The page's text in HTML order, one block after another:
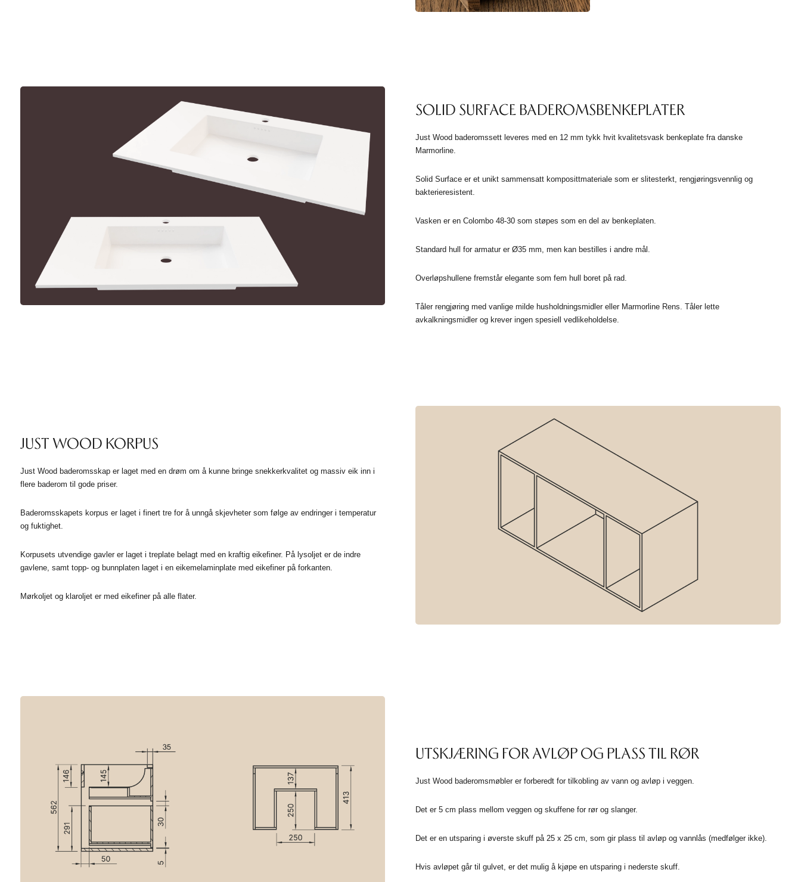
SOLID SURFACE BADEROMSBENKEPLATER
Just Wood baderomssett leveres med en 12 mm tykk hvit kvalitetsvask benkeplate fra danske
Marmorline.
Solid Surface er et unikt sammensatt komposittmateriale som er slitesterkt, rengjøringsvennlig og
bakterieresistent.
Vasken er en Colombo 48-30 som støpes som en del av benkeplaten.
Standard hull for armatur er Ø35 mm, men kan bestilles i andre mål.
Overløpshullene fremstår elegante som fem hull boret på rad.
Tåler rengjøring med vanlige milde husholdningsmidler eller Marmorline Rens. Tåler lette
avkalkningsmidler og krever ingen spesiell vedlikeholdelse.
JUST WOOD KORPUS
Just Wood baderomsskap er laget med en drøm om å kunne bringe snekkerkvalitet og massiv eik inn i
flere baderom til gode priser.
Baderomsskapets korpus er laget i finert tre for å unngå skjevheter som følge av endringer i temperatur
og fuktighet.
Korpusets utvendige gavler er laget i treplate belagt med en kraftig eikefiner. På lysoljet er de indre
gavlene, samt topp- og bunnplaten laget i en eikemelaminplate med eikefiner på forkanten.
Mørkoljet og klaroljet er med eikefiner på alle flater.
UTSKJÆRING FOR AVLØP OG PLASS TIL RØR
Just Wood baderomsmøbler er forberedt for tilkobling av vann og avløp i veggen.
Det er 5 cm plass mellom veggen og skuffene for rør og slanger.
Det er en utsparing i øverste skuff på 25 x 25 cm, som gir plass til avløp og vannlås (medfølger ikke).
Hvis avløpet går til gulvet, er det mulig å kjøpe en utsparing i nederste skuff.